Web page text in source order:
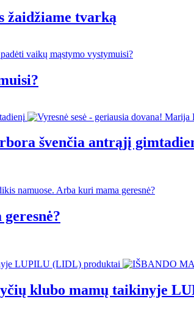
žaidžiame tvarką
švenčia antrąjį
klubo mamų taikinyje